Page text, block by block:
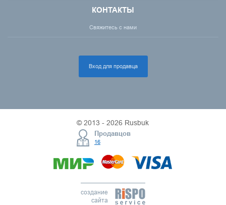
КОНТАКТЫ
Свяжитесь с нами
Вход для продавца
© 2013 - 2026 Rusbuk
Продавцов
16
создание
сайта